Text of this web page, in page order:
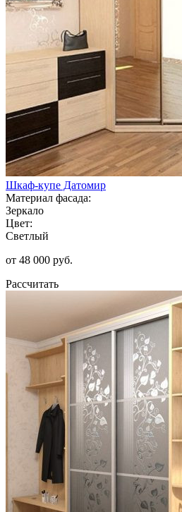
Шкаф-купе Датомир
Материал фасада:
Зеркало
Цвет:
Светлый
от 48 000 руб.
Рассчитать